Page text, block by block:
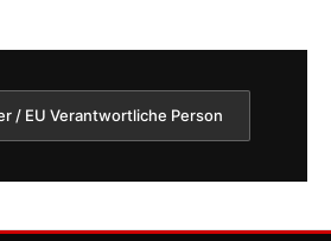
/ EU Verantwortliche Person